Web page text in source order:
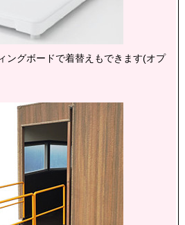
ングボードで着替えもできます(オプ